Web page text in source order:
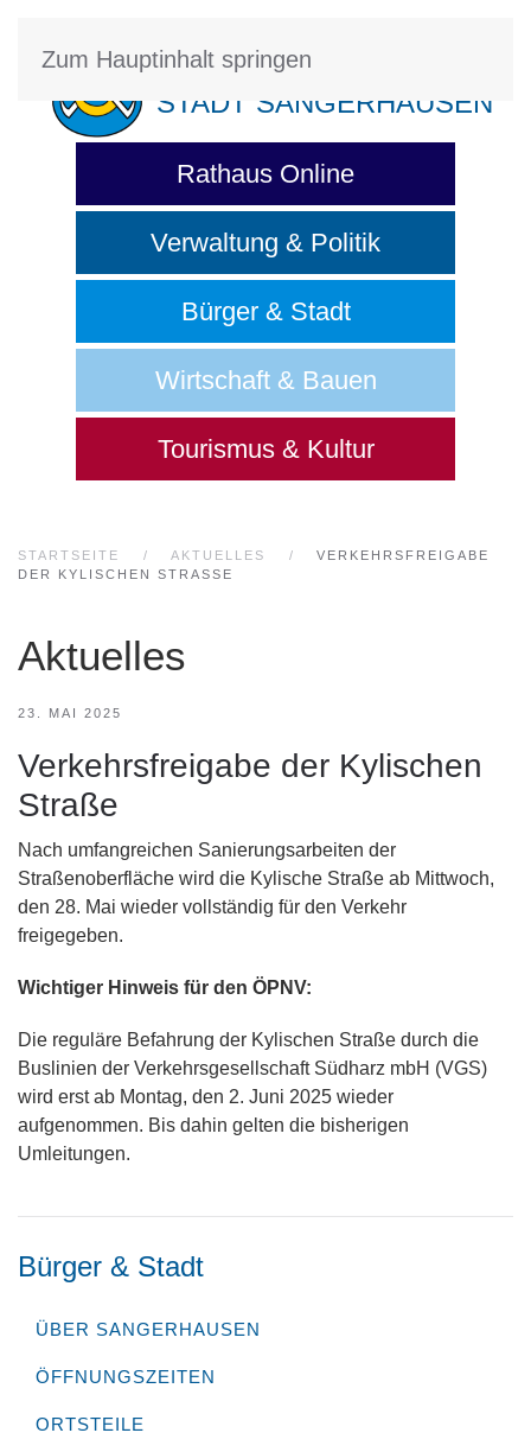
Zum Hauptinhalt springen
STADT SANGERHAUSEN
Rathaus Online
Verwaltung & Politik
Bürger & Stadt
Wirtschaft & Bauen
Tourismus & Kultur
STARTSEITE AKTUELLES
VERKEHRSFREIGABE
DER KYLISCHEN STRASSE
Aktuelles
23. MAI 2025
Verkehrsfreigabe der Kylischen
Straße
Nach umfangreichen Sanierungsarbeiten der
Straßenoberfläche wird die Kylische Straße ab Mittwoch,
den 28. Mai wieder vollständig für den Verkehr
freigegeben.
Wichtiger Hinweis für den ÖPNV:
Die reguläre Befahrung der Kylischen Straße durch die
Buslinien der Verkehrsgesellschaft Südharz mbH (VGS)
wird erst ab Montag, den 2. Juni 2025 wieder
aufgenommen. Bis dahin gelten die bisherigen
Umleitungen.
Bürger & Stadt
ÜBER SANGERHAUSEN
ÖFFNUNGSZEITEN
ORTSTEILE